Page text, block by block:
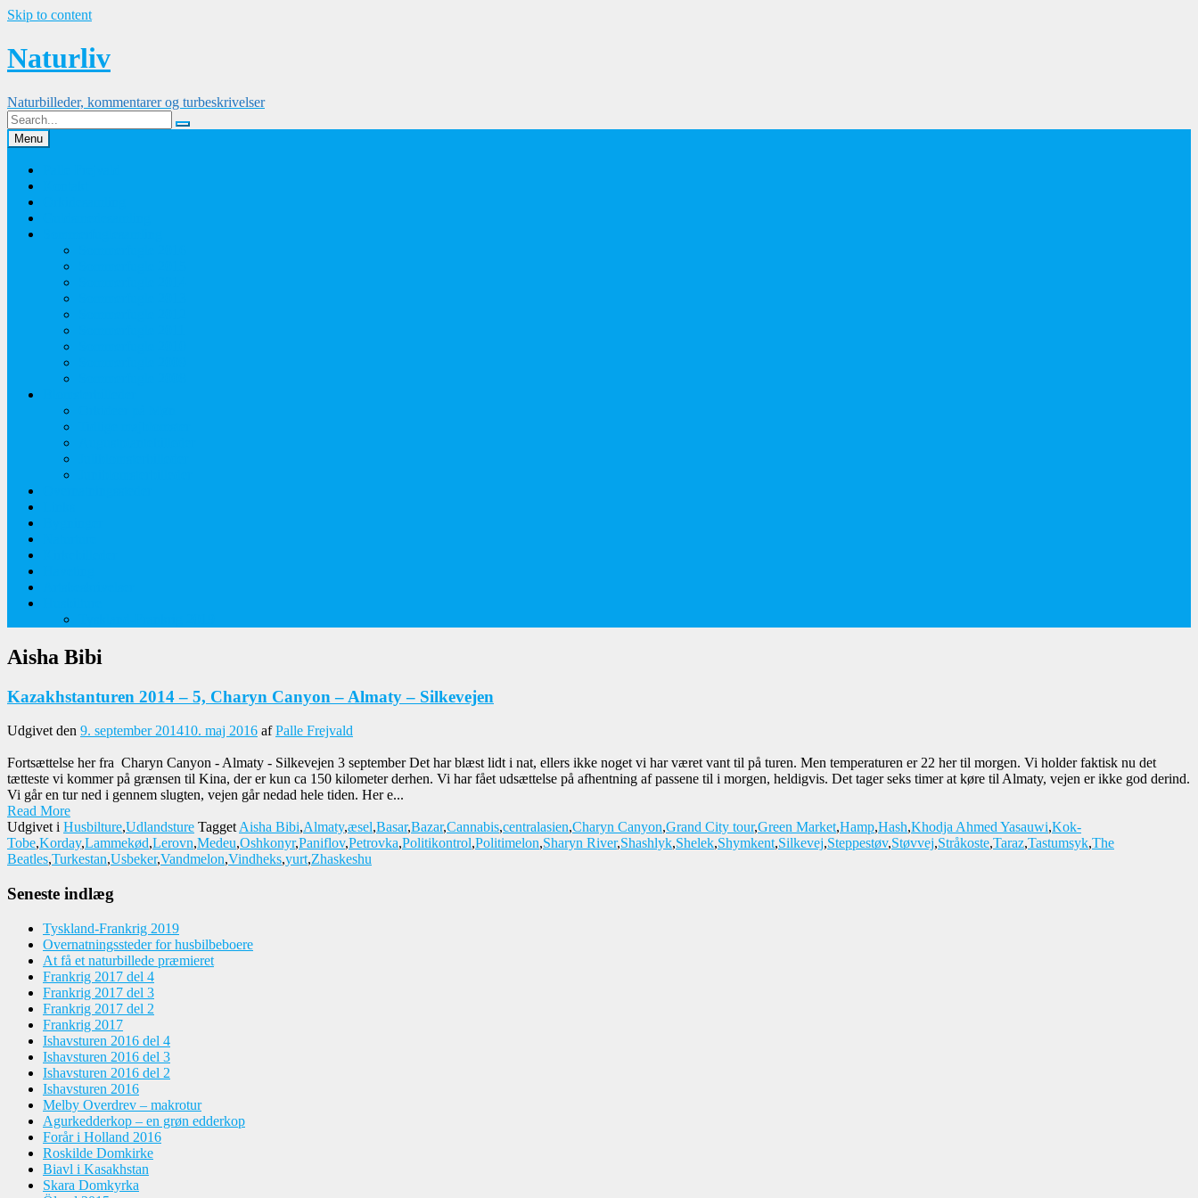
Skip to content
Naturliv
Naturbilleder, kommentarer og turbeskrivelser
Menu
Aisha Bibi
Kazakhstanturen 2014 – 5, Charyn Canyon – Almaty – Silkevejen
Udgivet den 9. september 201410. maj 2016 afPalle Frejvald
Fortsættelse her fra Charyn Canyon - Almaty - Silkevejen 3 september Det har blæst lidt i nat, ellers ikke noget vi har været vant til på turen. Men temperaturen er 22 her til morgen. Vi holder faktisk nu det
tætteste vi kommer på grænsen til Kina, der er kun ca 150 kilometer derhen. Vi har fået udsættelse på afhentning af passene til i morgen, heldigvis. Det tager seks timer at køre til Almaty, vejen er ikke god derind.
Vi går en tur ned i gennem slugten, vejen går nedad hele tiden. Her e...
Read More
Udgivet i Husbilture,Udlandsture TaggetAisha Bibi,Almaty,æsel,Basar,Bazar,Cannabis,centralasien,Charyn Canyon,Grand City tour,Green Market,Hamp,Hash,Khodja Ahmed Yasauwi,Kok-
Tobe,Korday,Lammekød,Lerovn,Medeu,Oshkonyr,Paniflov,Petrovka,Politikontrol,Politimelon,Sharyn River,Shashlyk,Shelek,Shymkent,Silkevej,Steppestøv,Støvvej,Stråkoste,Taraz,Tastumsyk,The
Beatles,Turkestan,Usbeker,Vandmelon,Vindheks,yurt,Zhaskeshu
Seneste indlæg
Tyskland-Frankrig 2019
Overnatningssteder for husbilbeboere
At få et naturbillede præmieret
Frankrig 2017 del 4
Frankrig 2017 del 3
Frankrig 2017 del 2
Frankrig 2017
Ishavsturen 2016 del 4
Ishavsturen 2016 del 3
Ishavsturen 2016 del 2
Ishavsturen 2016
Melby Overdrev – makrotur
Agurkedderkop – en grøn edderkop
Forår i Holland 2016
Roskilde Domkirke
Biavl i Kasakhstan
Skara Domkyrka